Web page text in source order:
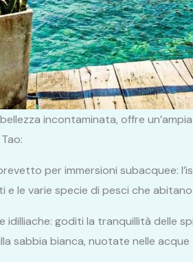
incontaminata, offre
per immersioni subacquee:
e le varie specie di pesci che
idilliache: goditi la tranquillità delle
sabbia bianca, nuotate nelle